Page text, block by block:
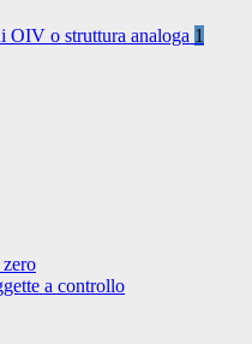
OIV o struttura analoga 1
a controllo